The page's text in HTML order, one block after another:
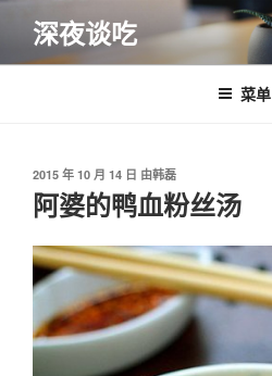
内
深夜谈吃
菜单
发
布
于
2015 年 10 月 14 日 由韩磊
阿婆的鸭血粉丝汤